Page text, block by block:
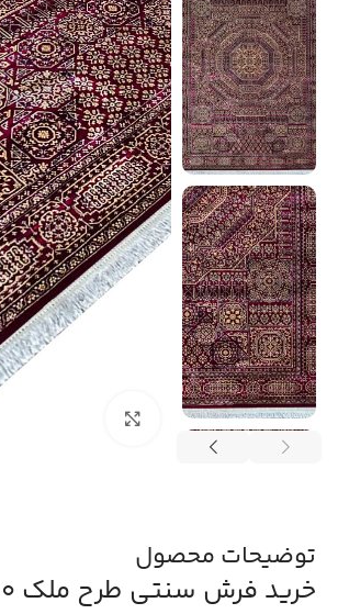
توضیحات محصول
خرید فرش سنتی طرح ملک 1200 شانه طلاکوب کد 12829